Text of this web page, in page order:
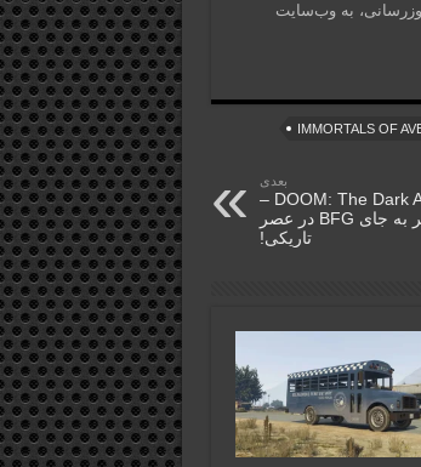
به وب‌سایت
بعدی
DOOM: The Dark Ages –
شمشیر به جای BFG در عصر
تاریکی!